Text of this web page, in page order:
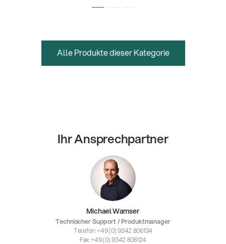
Alle Produkte dieser Kategorie
Ihr Ansprechpartner
Michael Wamser
Technischer Support / Produktmanager
Telefon: +49 (0) 9342 806134
Fax: +49 (0) 9342 806124